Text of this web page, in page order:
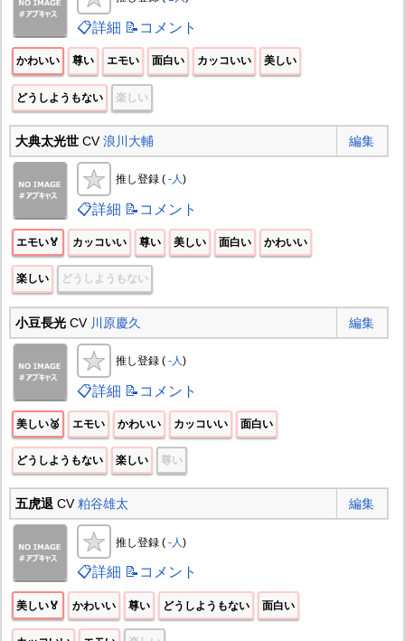
📋詳細 📝コメント
かわいい 尊い エモい 面白い カッコいい 美しい
どうしようもない 楽しい
大典太光世CV浪川大輔 編集
推し登録 ( -人)
📋詳細 📝コメント
エモい🏅 カッコいい 尊い 美しい 面白い かわいい
楽しい どうしようもない
小豆長光CV 川原慶久 編集
推し登録 ( -人)
📋詳細 📝コメント
美しい🥈 エモい かわいい カッコいい 面白い
どうしようもない 楽しい 尊い
五虎退CV粕谷雄太 編集
推し登録 ( -人 )
📋詳細 📝コメント
美しい🏅 かわいい 尊い どうしようもない 面白い